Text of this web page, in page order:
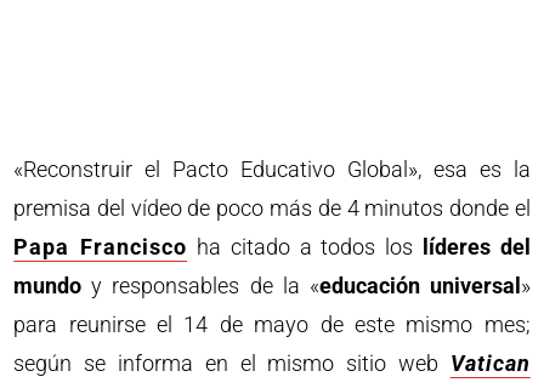
«Reconstruir el Pacto Educativo Global», esa es la
premisa del vídeo de poco más de 4 minutos donde el
Papa Francisco ha citado a todos los
líderes del
mundo y responsables de la «educación universal »
para reunirse el 14 de mayo de este mismo mes;
según se informa en el mismo sitio web Vatican